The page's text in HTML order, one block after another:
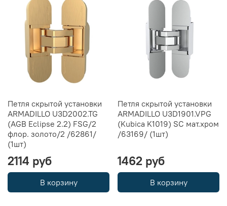
Петля скрытой установки
ARMADILLO U3D2002.TG
(AGB Eclipse 2.2) FSG/2
флор. золото/2 /62861/
(1шт)
2114 руб
В корзину
Петля скрытой установки
ARMADILLO U3D1901.VPG
(Kubica K1019) SC мат.хром
/63169/ (1шт)
1462 руб
В корзину